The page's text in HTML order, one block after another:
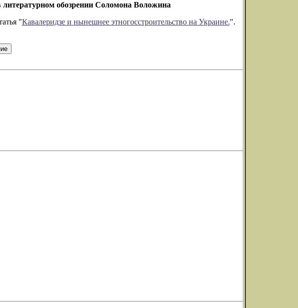
обозрении Соломона Воложина
"Кавалеридзе и нынешнее этногосстроительство на Украине.".